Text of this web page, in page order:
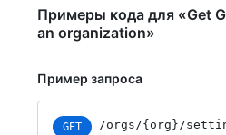
Примеры кода для «Get
an organization»
Пример запроса
GET /orgs/{org}/